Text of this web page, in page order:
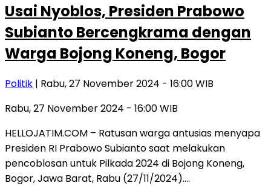
Usai Nyoblos, Presiden Prabowo
Subianto Bercengkrama dengan
Warga Bojong Koneng, Bogor
Politik | Rabu, 27 November 2024 - 16:00 WIB
Rabu, 27 November 2024 - 16:00 WIB
HELLOJATIM.COM – Ratusan warga antusias menyapa
Presiden RI Prabowo Subianto saat melakukan
pencoblosan untuk Pilkada 2024 di Bojong Koneng,
Bogor, Jawa Barat, Rabu (27/11/2024)….